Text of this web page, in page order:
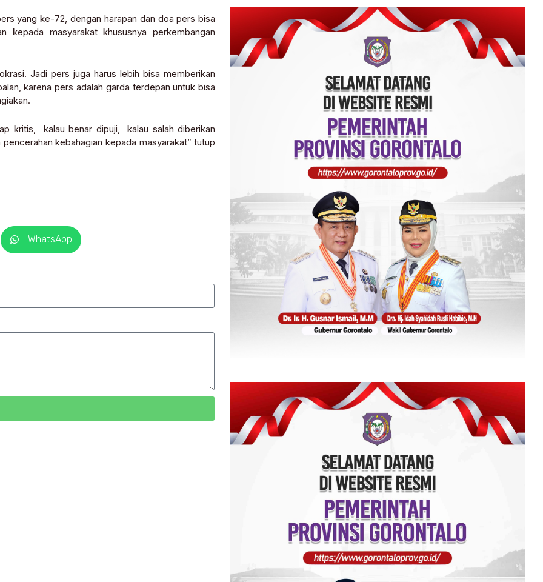
yang ke-72, dengan harapan dan doa pers bisa
kepada masyarakat khususnya perkembangan
Jadi pers juga harus lebih bisa memberikan
karena pers adalah garda terdepan untuk bisa
kritis, kalau benar dipuji, kalau salah diberikan
kebahagian kepada masyarakat” tutup
WhatsApp